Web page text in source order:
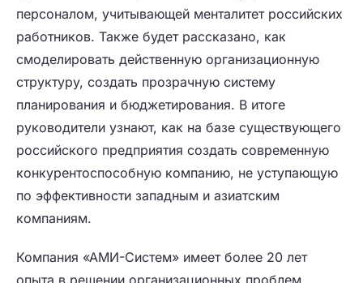
персоналом, учитывающей менталитет российских
работников. Также будет рассказано, как
смоделировать действенную организационную
структуру, создать прозрачную систему
планирования и бюджетирования. В итоге
руководители узнают, как на базе существующего
российского предприятия создать современную
конкурентоспособную компанию, не уступающую
по эффективности западным и азиатским
компаниям.
Компания «АМИ-Систем» имеет более 20 лет
опыта в решении организационных проблем,